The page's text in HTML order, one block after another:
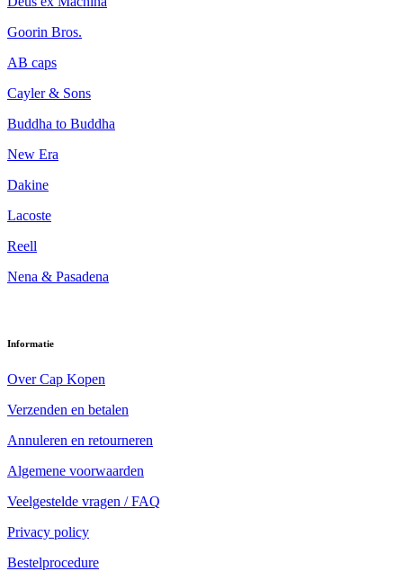
Goorin Bros.
AB caps
Cayler & Sons
Buddha to Buddha
New Era
Dakine
Lacoste
Reell
Nena & Pasadena
Informatie
Over Cap Kopen
Verzenden en betalen
Annuleren en retourneren
Algemene voorwaarden
Veelgestelde vragen / FAQ
Privacy policy
Bestelprocedure